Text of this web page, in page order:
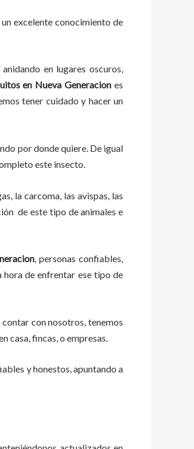
excelente conocimiento de
en lugares oscuros,
en Nueva Generacion es
tener cuidado y hacer un
por donde quiere. De igual
este insecto.
la carcoma, las avispas, las
de este tipo de animales e
, personas confiables,
hora de enfrentar ese tipo de
con nosotros, tenemos
casa, fincas, o empresas.
y honestos, apuntando a